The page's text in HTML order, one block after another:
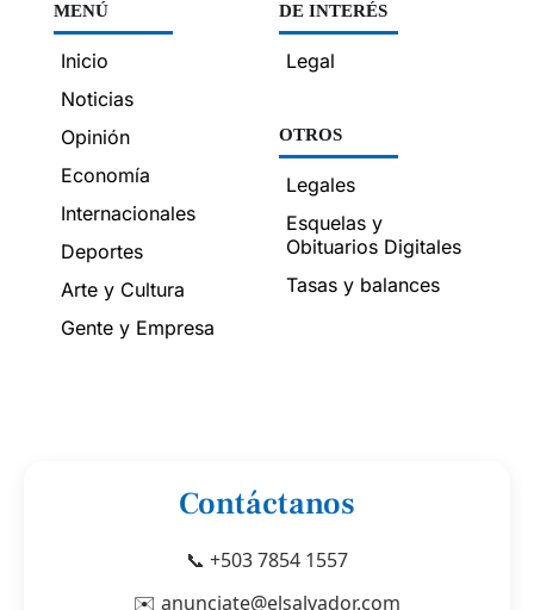
MENÚ
Inicio
Noticias
Opinión
Economía
Internacionales
Deportes
Arte y Cultura
Gente y Empresa
DE INTERÉS
Legal
OTROS
Legales
Esquelas y
Obituarios Digitales
Tasas y balances
Contáctanos
📞 +503 7854 1557
✉️ anunciate@elsalvador.com